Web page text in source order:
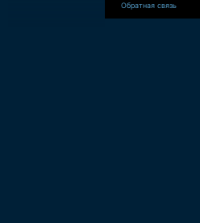
Обратная связь